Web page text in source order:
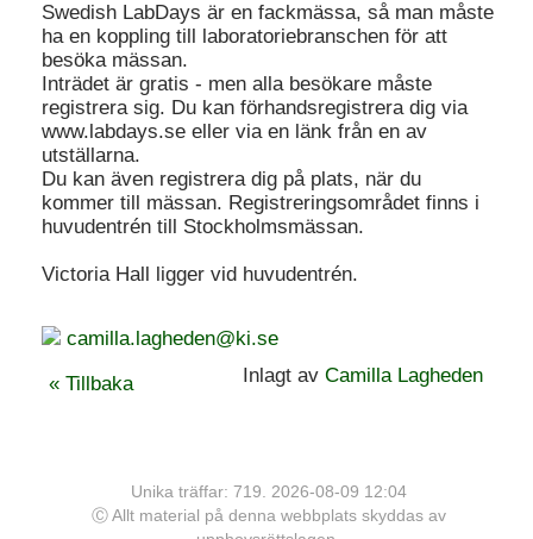
Swedish LabDays är en fackmässa, så man måste
ha en koppling till laboratoriebranschen för att
besöka mässan.
Inträdet är gratis - men alla besökare måste
registrera sig. Du kan förhandsregistrera dig via
www.labdays.se eller via en länk från en av
utställarna.
Du kan även registrera dig på plats, när du
kommer till mässan. Registreringsområdet finns i
huvudentrén till Stockholmsmässan.
Victoria Hall ligger vid huvudentrén.
camilla.lagheden@ki.se
« Tillbaka
Inlagt av Camilla Lagheden
Unika träffar: 719. 2026-08-09 12:04
Ⓒ Allt material på denna webbplats skyddas av